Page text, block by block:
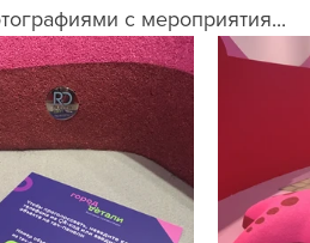
с мероприятия...